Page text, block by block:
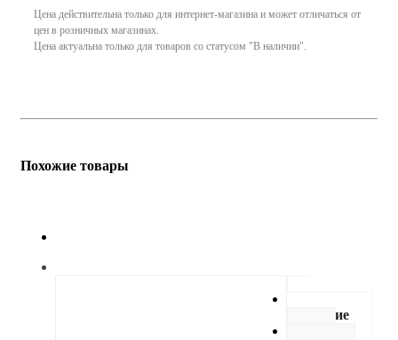
Цена действительна только для интернет-магазина и может отличаться от
цен в розничных магазинах.
Цена актуальна только для товаров со статусом "В наличии".
Похожие товары
Описание